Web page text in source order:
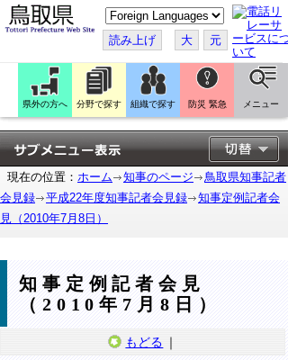
こ
の
ペ
ー
ジ
翻
訳
す
る
読み上げ 大 元
県外の方へ 分野で探す 組織で探す 防災 緊急 メニュー
現在の位置： ホーム 知事のページ
鳥取県知事記者
会見録
平成22年度知事記者会見録
知事定例記者会
見（2010年7月8日）
知事定例記者会見
（2010年7月8日）
もどる ｜